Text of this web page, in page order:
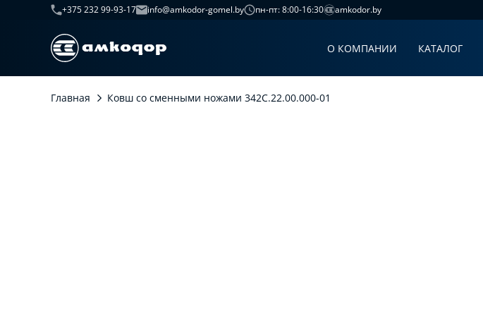
+375 232 99-93-17 info@amkodor-gomel.by пн-пт: 8:00-16:30 amkodor.by
О КОМПАНИИ КАТАЛОГ
Главная Ковш со сменными ножами 342С.22.00.000-01